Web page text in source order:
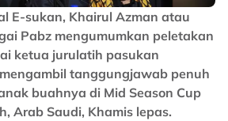
E-sukan, Khairul Azman atau
Pabz mengumumkan peletakan
ketua jurulatih pasukan
tanggungjawab penuh
buahnya di Mid Season Cup
Arab Saudi, Khamis lepas.